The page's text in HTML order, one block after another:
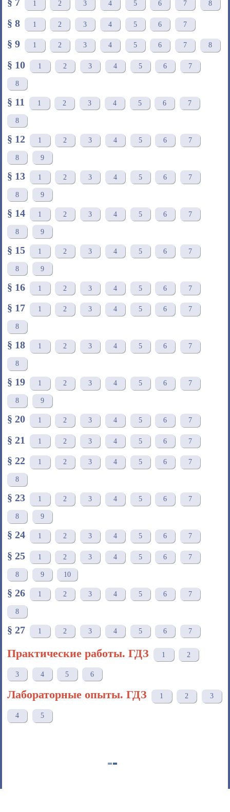
§ 7 1 2 3 4 5 6 7 8
§ 8 1 2 3 4 5 6 7
§ 9 1 2 3 4 5 6 7 8
§ 10 1 2 3 4 5 6 7
8
§ 11 1 2 3 4 5 6 7
8
§ 12 1 2 3 4 5 6 7
8 9
§ 13 1 2 3 4 5 6 7
8 9
§ 14 1 2 3 4 5 6 7
8 9
§ 15 1 2 3 4 5 6 7
8 9
§ 16 1 2 3 4 5 6 7
§ 17 1 2 3 4 5 6 7
8
§ 18 1 2 3 4 5 6 7
8
§ 19 1 2 3 4 5 6 7
8 9
§ 20 1 2 3 4 5 6 7
§ 21 1 2 3 4 5 6 7
§ 22 1 2 3 4 5 6 7
8
§ 23 1 2 3 4 5 6 7
8 9
§ 24 1 2 3 4 5 6 7
§ 25 1 2 3 4 5 6 7
8 9 10
§ 26 1 2 3 4 5 6 7
8
§ 27 1 2 3 4 5 6 7
Практические работы. ГДЗ 1 2
3 4 5 6
Лабораторные опыты. ГДЗ 1 2 3
4 5